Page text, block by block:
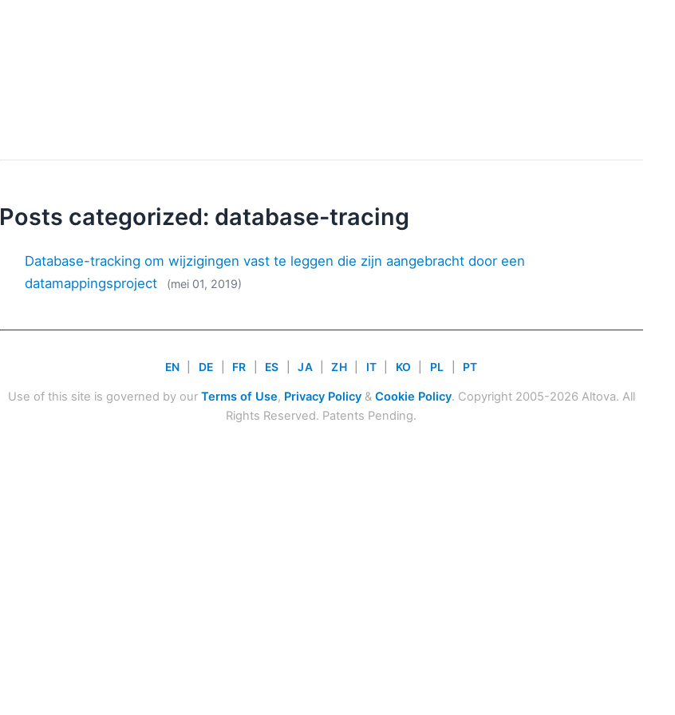
Posts categorized: database-tracing
Database-tracking om wijzigingen vast te leggen die zijn aangebracht door een
datamappingsproject
(mei 01, 2019)
EN DE FR ES JA ZH IT KO PL PT
Use of this site is governed by our Terms of Use, Privacy Policy& Cookie Policy. Copyright 2005-2026 Altova. All
Rights Reserved. Patents Pending.